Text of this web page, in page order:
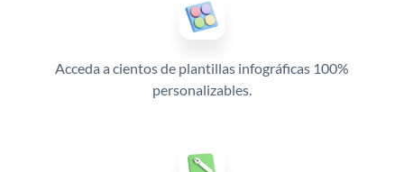
Acceda a cientos de plantillas infográficas 100%
personalizables.